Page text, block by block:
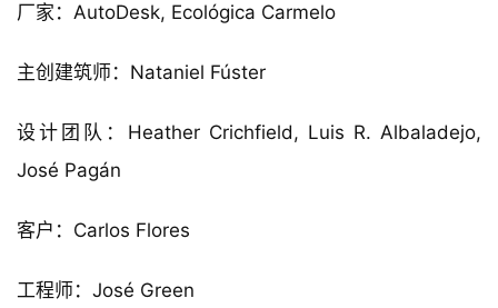
厂家：AutoDesk, Ecológica Carmelo
主创建筑师：Nataniel Fúster
设计团队：Heather Crichfield, Luis R. Albaladejo,
José Pagán
客户：Carlos Flores
工程师：José Green